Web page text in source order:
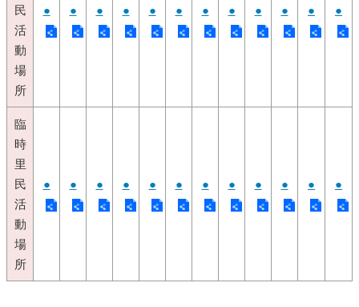
民
活
動
場
所
● ● ● ● ● ● ● ● ● ● ● ●
臨
時
里
民
活
動
場
所
● ● ● ● ● ● ● ● ● ● ● ●